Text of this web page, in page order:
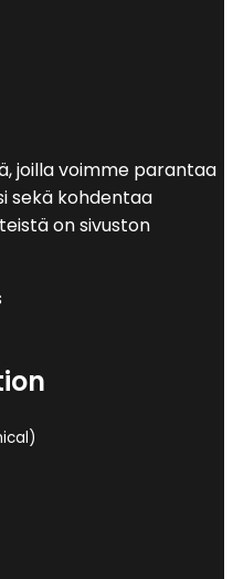
joilla voimme parantaa
sekä kohdentaa
on sivuston